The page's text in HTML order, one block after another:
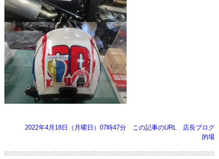
2022年4月18日（月曜日）07時47分 この記事のURL
店長ブログ
的場